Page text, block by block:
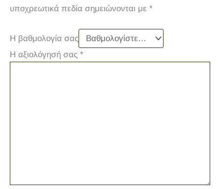
υποχρεωτικά πεδία σημειώνονται με *
Η βαθμολογία σας
Η αξιολόγησή σας *